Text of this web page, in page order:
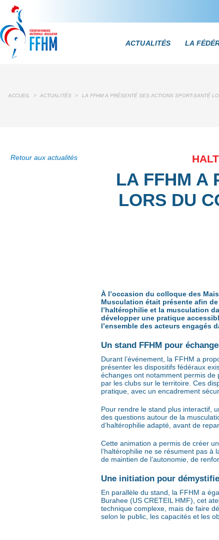
ACTUALITÉS LA
ACCUEIL > ACTUALITÉS > LA FFHM A PRÉSENTÉ SES ACTIONS SPORT-SANTÉ
Retour aux actualités
LA FFHM A
LORS DU
À l’occasion du colloque des
Musculation était présente afin
l’haltérophilie et la musculation
développer une pratique
l’ensemble des acteurs engagés
Un stand FFHM pour
Durant l’événement, la FFHM a
présenter les dispositifs fédéraux
échanges ont notamment permis
par les clubs sur le territoire. Ces
pratique, avec un encadrement
Pour rendre le stand plus interactif,
des questions autour de la
d’haltérophilie adapté, avant de
Cette animation a permis de créer
l’haltérophilie ne se résument pas à
de maintien de l’autonomie, de
Une initiation pour
En parallèle du stand, la FFHM a
Burahee (US CRETEIL HMF), cet
technique complexe, mais de faire
selon le public, les capacités et les